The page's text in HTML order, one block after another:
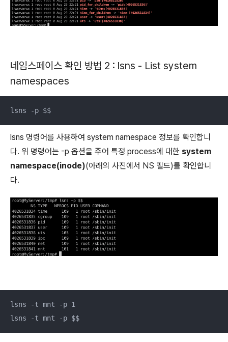
네임스페이스 확인 방법 2 : lsns - List system
namespaces
lsns -p $$
lsns 명령어를 사용하여 system namespace 정보를 확인합니
다. 위 명령어는 -p 옵션을 주어 특정 process에 대한 system
namespace(inode)(아래의 사진에서 NS 필드)를 확인합니
다.
lsns -t mnt -p 1
lsns -t mnt -p $$